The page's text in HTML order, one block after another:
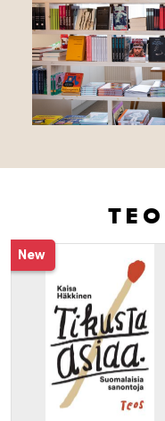
Tuoteluettelon alku
New